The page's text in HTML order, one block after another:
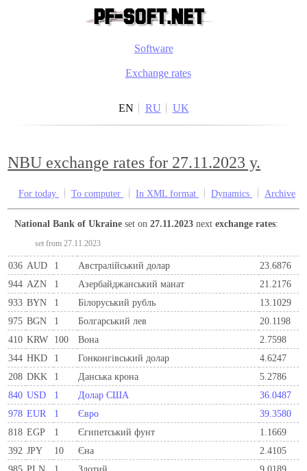
Software
Exchange rates
EN RU UK
NBU exchange rates for 27.11.2023 y.
For today To computer In XML format Dynamics Archive
National Bank of Ukraine set on27.11.2023 nextexchange rates:
set from 27.11.2023
036 AUD 1 Австралійський долар
23.6876
944 AZN 1 Азербайджанський манат
21.2176
933 BYN 1 Бiлоруський рубль
13.1029
975 BGN 1 Болгарський лев
20.1198
410 KRW 100 Вона
2.7598
344 HKD 1 Гонконгівський долар
4.6247
208 DKK 1 Данська крона
5.2786
840 USD 1 Долар США
36.0487
978 EUR 1 Євро
39.3580
818 EGP 1 Єгипетський фунт
1.1669
392 JPY 10 Єна
2.4105
985 PLN 1 Злотий
9.0189